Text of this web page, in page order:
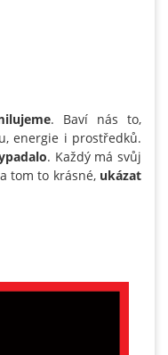
. Baví nás to,
energie i prostředků.
. Každý má svůj
tom to krásné, ukázat